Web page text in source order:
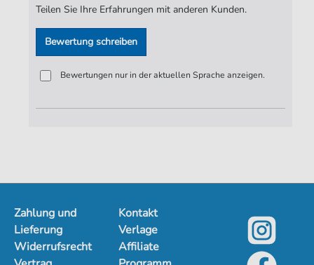
Teilen Sie Ihre Erfahrungen mit anderen Kunden.
Bewertung schreiben
Bewertungen nur in der aktuellen Sprache anzeigen.
Zahlung und
Lieferung
Widerrufsrecht
Kontakt
Verlage
Affiliate